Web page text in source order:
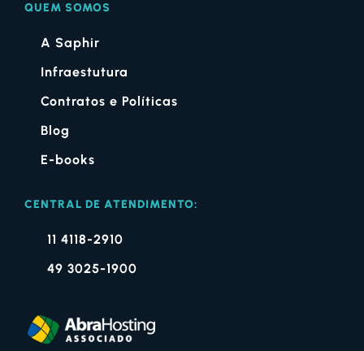
QUEM SOMOS
A Saphir
Infraestutura
Contratos e Políticas
Blog
E-books
CENTRAL DE ATENDIMENTO:
11 4118-2910
49 3025-1900